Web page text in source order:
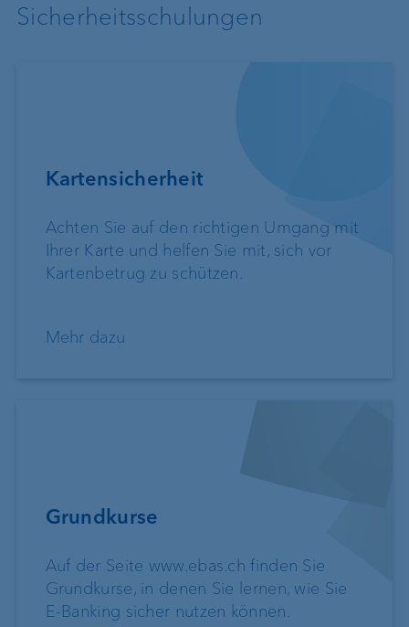
Sicherheitsschulungen
Kartensicherheit
Achten Sie auf den richtigen Umgang mit
Ihrer Karte und helfen Sie mit, sich vor
Kartenbetrug zu schützen.
Mehr dazu
Grundkurse
Auf der Seite www.ebas.ch finden Sie
Grundkurse, in denen Sie lernen, wie Sie
E-Banking sicher nutzen können.